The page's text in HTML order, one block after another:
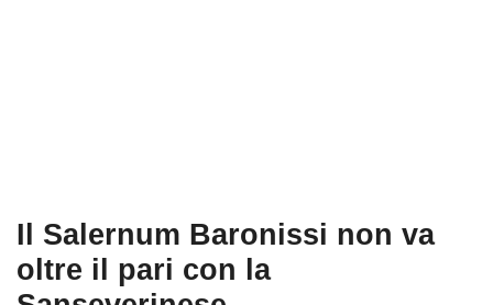
Il Salernum Baronissi non va
oltre il pari con la